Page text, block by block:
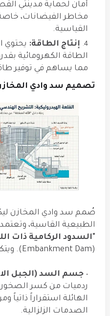
أمان لحماية مدينتي
مخاطر الفيضانات،
القياسية.
إنتاج الطاقة: يحتوي
مما يساهم في توفير
تصميم سد وادي
صُمم سد وادي المخازن
الطبيعية القاسية،
"السدود الركامية ذات
(Embankment Dam). ويتكون تصميمه المفصل من:
جسم السد (الجبل
ردميات من كسر الصخور
الهائلة استقراراً
الصدمات الزلزالية.